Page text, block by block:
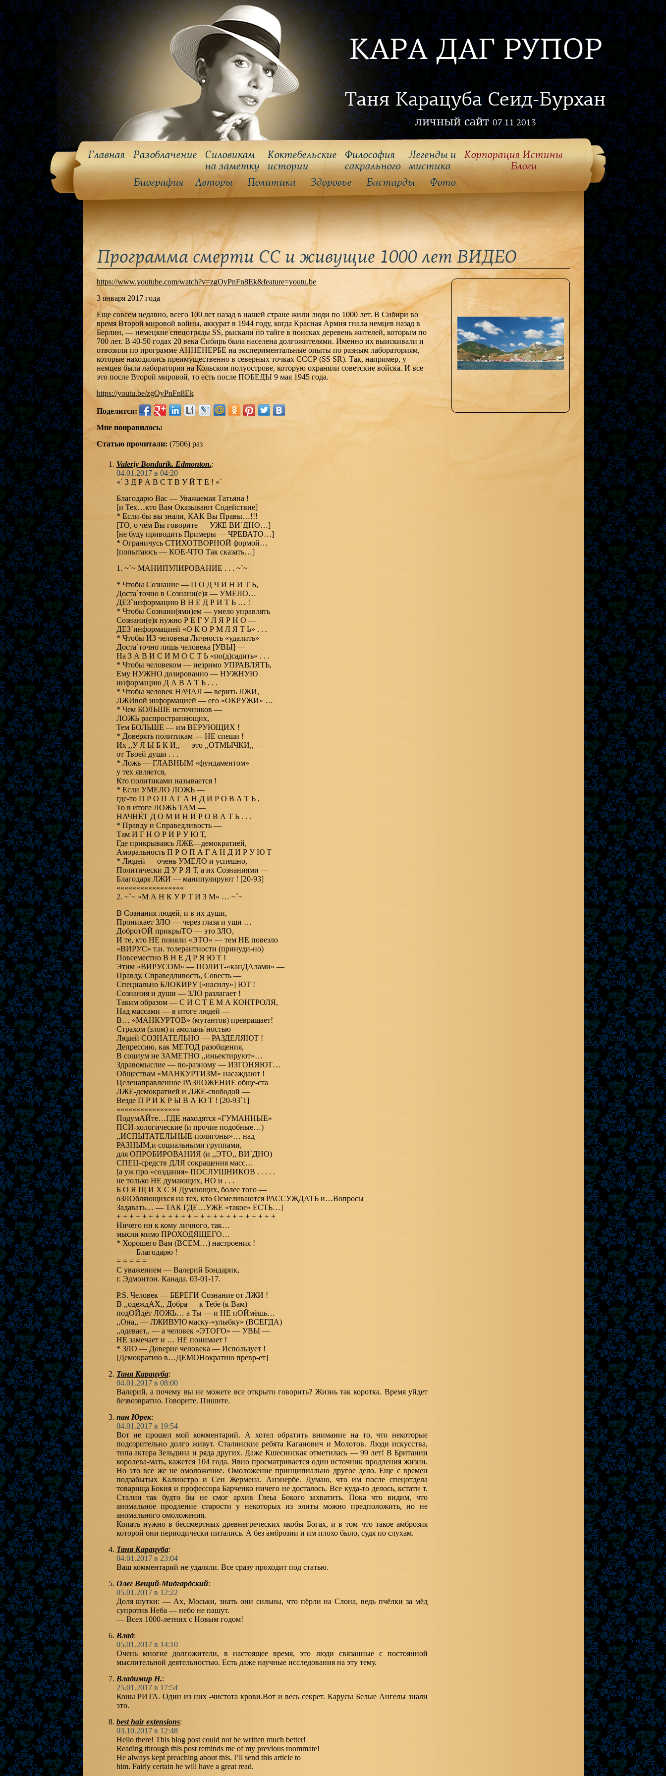
КАРА ДАГ РУПОР
Таня Карацуба Сеид-Бурхан
личный сайт07.11.2013
Главная Разоблачение
Силовикам
на заметку
Коктебельские
истории
Философия
cакрального
Легенды и
мистика
Корпорация Истины
Блоги
Биография
Авторы Политика Здоровье Бастарды Фото
Программа смерти СС и живущие 1000 лет ВИДЕО
https://www.youtube.com/watch?v=zgOyPnFn8Ek&feature=youtu.be
3 января 2017 года
Еще совсем недавно, всего 100 лет назад в нашей стране жили люди по 1000 лет. В Сибири во
время Второй мировой войны, аккурат в 1944 году, когда Красная Армия гнала немцев назад в
Берлин, — немецкие спецотряды SS, рыскали по тайге в поисках деревень жителей, которым по
700 лет. В 40-50 годах 20 века Сибирь была населена долгожителями. Именно их выискивали и
отвозили по программе АННЕНЕРБЕ на экспериментальные опыты по разным лабораториям,
которые находились преимущественно в северных точках СССР (SS SR). Так, например, у
немцев была лаборатория на Кольском полуострове, которую охраняли советские войска. И все
это после Второй мировой, то есть после ПОБЕДЫ 9 мая 1945 года.
https://youtu.be/zgOyPnFn8Ek
Поделится:
Мне понравилось:
Статью прочитали: (7506) раз
Valeriy Bondarik. Edmonton.:
04.01.2017 в 04:20
«` З Д Р А В С Т В У Й Т Е ! «`
Благодарю Вас — Уважаемая Татьяна !
[и Тех…кто Вам Оказывают Содействие]
* Если-бы вы знали, КАК Вы Правы…!!!
[ТО, о чём Вы говорите — УЖЕ ВИ`ДНО…]
[не буду приводить Примеры — ЧРЕВАТО…]
* Ограничусь СТИХОТВОРНОЙ формой…
[попытаюсь — КОЕ-ЧТО Так сказать…]
1. ~`~ МАНИПУЛИРОВАНИЕ . . . ~`~
* Чтобы Сознание — П О Д Ч И Н И Т Ь,
Доста`точно в Сознани(е)я — УМЕЛО…
ДЕЗ`информацию В Н Е Д Р И Т Ь … !
* Чтобы Сознани(ями)ем — умело управлять
Сознани(е)я нужно Р Е Г У Л Я Р Н О —
ДЕЗ`информацией «О К О Р М Л Я Т Ь» . . .
* Чтобы ИЗ человека Личность «удалить»
Доста`точно лишь человека [УВЫ] —
На З А В И С И М О С Т Ь «по(д)садить» . . .
* Чтобы человеком — незримо УПРАВЛЯТЬ,
Ему НУЖНО дозированно — НУЖНУЮ
информацию Д А В А Т Ь . . .
* Чтобы человек НАЧАЛ — верить ЛЖИ,
ЛЖИвой информацией — его «ОКРУЖИ» …
* Чем БОЛЬШЕ источников —
ЛОЖЬ распространяющих,
Тем БОЛЬШЕ — им ВЕРУЮЩИХ !
* Доверять политикам — НЕ спеши !
Их ,,У Л Ы Б К И,, — это ,,ОТМЫЧКИ,, —
от Твоей души . . .
* Ложь — ГЛАВНЫМ «фундаментом»
у тех является,
Кто политиками называется !
* Если УМЕЛО ЛОЖЬ —
где-то П Р О П А Г А Н Д И Р О В А Т Ь ,
То в итоге ЛОЖЬ ТАМ —
НАЧНЁТ Д О М И Н И Р О В А Т Ь . . .
* Правду и Справедливость —
Там И Г Н О Р И Р У Ю Т,
Где прикрываясь ЛЖЕ—демократией,
Аморальность П Р О П А Г А Н Д И Р У Ю Т
* Людей — очень УМЕЛО и успешно,
Политически Д У Р Я Т, а их Сознаниями —
Благодаря ЛЖИ — манипулируют ! [20-93]
«««««««««««««««««
2. ~`~ «М А Н К У Р Т И З М» … ~`~
В Сознания людей, и в их души,
Проникает ЗЛО — через глаза и уши …
ДобротОЙ прикрыТО — это ЗЛО,
И те, кто НЕ поняли «ЭТО» — тем НЕ повезло
«ВИРУС» т.н. толерантности (принуди-но)
Повсеместно В Н Е Д Р Я Ю Т !
Этим «ВИРУСОМ» — ПОЛИТ-«канДАлами» —
Правду, Справедливость, Совесть —
Специально БЛОКИРУ [«насилу»] ЮТ !
Сознания и души — ЗЛО разлагает !
Таким образом — С И С Т Е М А КОНТРОЛЯ,
Над массами — в итоге людей —
В… «МАНКУРТОВ» (мутантов) превращает!
Страхом (злом) и амолаль`ностью —
Людей СОЗНАТЕЛЬНО — РАЗДЕЛЯЮТ !
Депрессию, как МЕТОД разобщения,
В социум не ЗАМЕТНО ,,иньектируют»…
Здравомыслие — по-разному — ИЗГОНЯЮТ…
Обществам «МАНКУРТИЗМ» насаждают !
Целенаправленное РАЗЛОЖЕНИЕ обще-ста
ЛЖЕ-демократией и ЛЖЕ-свободой —
Везде П Р И К Р Ы В А Ю Т ! [20-93`1]
««««««««««««««««
ПодумАЙте…ГДЕ находятся «ГУМАННЫЕ»
ПСИ-хологические (и прочие подобные…)
,,ИСПЫТАТЕЛЬНЫЕ-полигоны»… над
РАЗНЫМ,и социальными группами,
для ОПРОБИРОВАНИЯ (и ,,ЭТО,, ВИ`ДНО)
СПЕЦ-средств ДЛЯ сокращения масс…
[а уж про «создания» ПОСЛУШНИКОВ . . . . .
не только НЕ думающих, НО и . . .
Б О Я Щ И Х С Я Думающих, более того —
оЗЛОбляющихся на тех, кто Осмеливаются РАССУЖДАТЬ и…Вопросы
Задавать… — ТАК ГДЕ…УЖЕ «такое» ЕСТЬ…]
+ + + + + + + + + + + + + + + + + + + + + + + + +
Ничего ни к кому личного, так…
мысли мимо ПРОХОДЯЩЕГО…
* Хорошего Вам (ВСЕМ…) настроения !
— — Благодарю !
= = = = =
С уважением — Валерий Бондарик,
г. Эдмонтон. Канада. 03-01-17.
P.S. Человек — БЕРЕГИ Сознание от ЛЖИ !
В ,,одеждАХ,, Добра — к Тебе (к Вам)
подОЙдёт ЛОЖЬ… а Ты — и НЕ пОЙмёшь…
,,Она,, — ЛЖИВУЮ маску-«улыбку» (ВСЕГДА)
,,одевает,, — а человек «ЭТОГО» — УВЫ —
НЕ замечает и … НЕ понимает !
* ЗЛО — Доверие человека — Использует !
[Демократию в…ДЕМОНократию превр-ет]
Таня Карацуба:
04.01.2017 в 08:00
Валерий, а почему вы не можете все открыто говорить? Жизнь так коротка. Время уйдет
безвозвратно. Говорите. Пишите.
пан Юрек:
04.01.2017 в 19:54
Вот не прошел мой комментарий. А хотел обратить внимание на то, что некоторые
подозрительно долго живут. Сталинские ребята Каганович и Молотов. Люди искусства,
типа актера Зельдина и ряда других. Даже Кшесинская отметилась — 99 лет! В Британии
королева-мать, кажется 104 года. Явно просматривается один источник продления жизни.
Но это все же не омоложение. Омоложение принципиально другое дело. Еще с времен
подзабытых Калиостро и Сен Жермена. Анэнербе. Думаю, что им после спецотдела
товарища Бокия и профессора Барченко ничего не досталось. Все куда-то делось, кстати т.
Сталин так будто бы не смог архив Глеьа Бокого захватить. Пока что видим, что
аномальное продление старости у некоторых из элиты можно предположить, но не
аномального омоложения.
Копать нужно в бессмертных древнегреческих якобы Богах, и в том что такое амброзия
которой они периодически питались. А без амброзии и им плохо было, судя по слухам.
Таня Карацуба:
04.01.2017 в 23:04
Ваш комментарий не удаляли. Все сразу проходит под статью.
Олег Вещий-Мидгардский:
05.01.2017 в 12:22
Доля шутки: — Ах, Моськи, знать они сильны, что пёрли на Слона, ведь пчёлки за мёд
супротив Неба — небо не пашут.
— Всех 1000-летних с Новым годом!
Влад:
05.01.2017 в 14:10
Очень многие долгожители, в настоящее время, это люди связанные с постоянной
мыслительной деятельностью. Есть даже научные исследования на эту тему.
Владимир Н.:
25.01.2017 в 17:54
Коны РИТА. Один из них -чистота крови.Вот и весь секрет. Карусы Белые Ангелы знали
это.
best hair extensions:
03.10.2017 в 12:48
Hello there! This blog post could not be written much better!
Reading through this post reminds me of my previous roommate!
He always kept preaching about this. I’ll send this article to
him. Fairly certain he will have a great read.